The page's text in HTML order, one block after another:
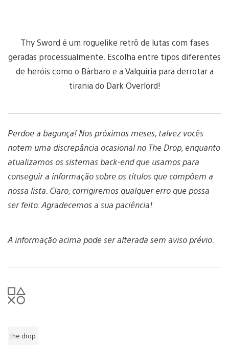
Thy Sword é um roguelike retrô de lutas com fases
geradas processualmente. Escolha entre tipos diferentes
de heróis como o Bárbaro e a Valquíria para derrotar a
tirania do Dark Overlord!
Perdoe a bagunça! Nos próximos meses, talvez vocês
notem uma discrepância ocasional no The Drop, enquanto
atualizamos os sistemas back-end que usamos para
conseguir a informação sobre os títulos que compõem a
nossa lista. Claro, corrigiremos qualquer erro que possa
ser feito. Agradecemos a sua paciência!
A informação acima pode ser alterada sem aviso prévio.
the drop